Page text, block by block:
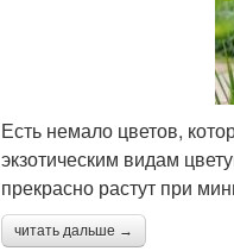
Есть немало цветов,
экзотическим видам
прекрасно растут при
читать дальше →